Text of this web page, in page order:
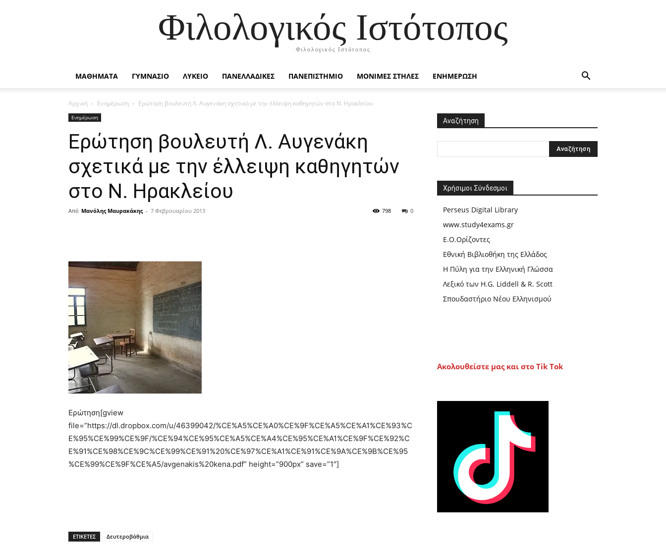
Φιλολογικός Ιστότοπος
Φιλολογικός Ιστότοπος
ΜΑΘΗΜΑΤΑ ΓΥΜΝΑΣΙΟ ΛΥΚΕΙΟ ΠΑΝΕΛΛΑΔΙΚΕΣ ΠΑΝΕΠΙΣΤΗΜΙΟ ΜΟΝΙΜΕΣ ΣΤΗΛΕΣ ΕΝΗΜΕΡΩΣΗ
Αρχική Ενημέρωση Ερώτηση βουλευτή Λ. Αυγενάκη σχετικά με την έλλειψη καθηγητών στο Ν. Ηρακλείου
Ενημέρωση
Ερώτηση βουλευτή Λ. Αυγενάκη
σχετικά με την έλλειψη καθηγητών
στο Ν. Ηρακλείου
Από Μανόλης Μαυρακάκης - 7 Φεβρουαρίου 2013 0
798
Ερώτηση[gview
file=”https://dl.dropbox.com/u/46399042/%CE%A5%CE%A0%CE%9F%CE%A5%CE%A1%CE%93%C
E%95%CE%99%CE%9F/%CE%94%CE%95%CE%A5%CE%A4%CE%95%CE%A1%CE%9F%CE%92%C
E%91%CE%98%CE%9C%CE%99%CE%91%20%CE%97%CE%A1%CE%91%CE%9A%CE%9B%CE%95
%CE%99%CE%9F%CE%A5/avgenakis%20kena.pdf” height=”900px” save=”1″]
ΕΤΙΚΕΤΕΣ Δευτεροβάθμια
Αναζήτηση
Χρήσιμοι Σύνδεσμοι
Perseus Digital Library
www.study4exams.gr
Ε.Ο.Ορίζοντες
Εθνική Βιβλιοθήκη της Ελλάδος
Η Πύλη για την Ελληνική Γλώσσα
Λεξικό των H.G. Liddell & R. Scott
Σπουδαστήριο Νέου Ελληνισμού
Ακολουθείστε μας και στο Tik Tok